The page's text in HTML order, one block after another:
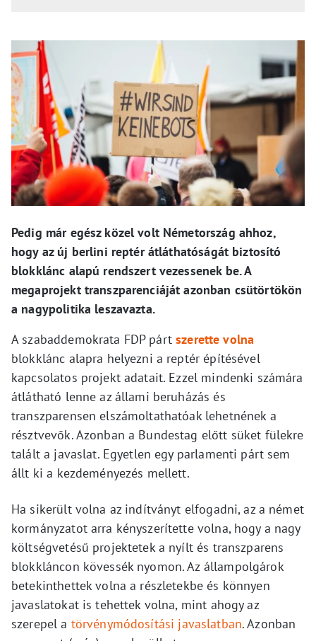
Pedig már egész közel volt Németország ahhoz,
hogy az új berlini reptér átláthatóságát biztosító
blokklánc alapú rendszert vezessenek be. A
megaprojekt transzparenciáját azonban csütörtökön
a nagypolitika leszavazta.
A szabaddemokrata FDP pártszerette volna
blokklánc alapra helyezni a reptér építésével
kapcsolatos projekt adatait. Ezzel mindenki számára
átlátható lenne az állami beruházás és
transzparensen elszámoltathatóak lehetnének a
résztvevők. Azonban a Bundestag előtt süket fülekre
talált a javaslat. Egyetlen egy parlamenti párt sem
állt ki a kezdeményezés mellett.
Ha sikerült volna az indítványt elfogadni, az a német
kormányzatot arra kényszerítette volna, hogy a nagy
költségvetésű projektetek a nyílt és transzparens
blokkláncon kövessék nyomon. Az állampolgárok
betekinthettek volna a részletekbe és könnyen
javaslatokat is tehettek volna, mint ahogy az
szerepel a törvénymódosítási javaslatban. Azonban